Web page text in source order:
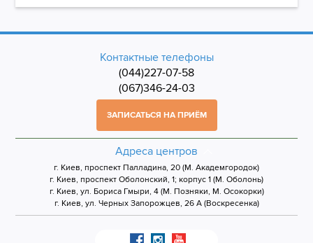
Контактные телефоны
(044)227-07-58
(067)346-24-03
ЗАПИСАТЬСЯ НА ПРИЁМ
Адреса центров
г. Киев, проспект Палладина, 20 (М. Академгородок)
г. Киев, проспект Оболонский, 1; корпус 1 (М. Оболонь)
г. Киев, ул. Бориса Гмыри, 4 (М. Позняки, М. Осокорки)
г. Киев, ул. Черных Запорожцев, 26 А (Воскресенка)